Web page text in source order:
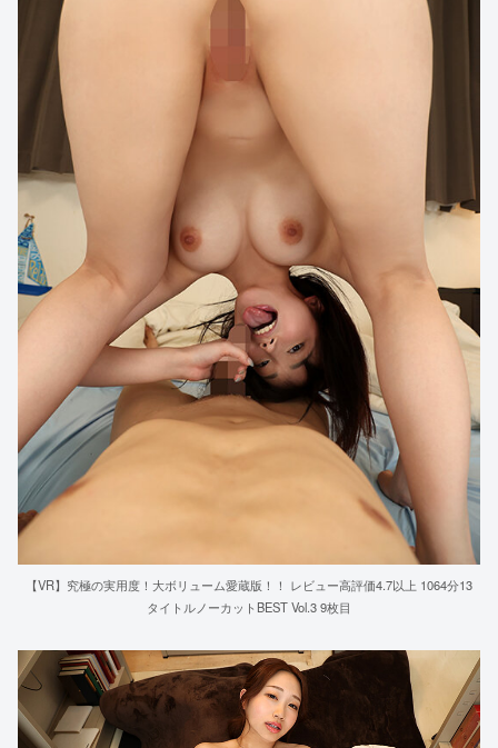
【VR】究極の実用度！大ボリューム愛蔵版！！ レビュー高評価4.7以上 1064分13
タイトルノーカットBEST Vol.3 9枚目